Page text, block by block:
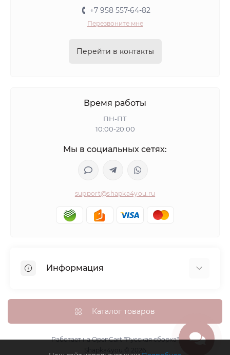
+7 958 557-64-82
Перезвоните мне
Перейти в контакты
Время работы
ПН-ПТ
10:00-20:00
Мы в социальных сетях:
support@shapka4you.ru
Информация
Доставка, оплата и бонусные баллы
Гарантия возврата
Политика конфиденциальности
Каталог товаров
Работает наOpenCart "Русская сборка"